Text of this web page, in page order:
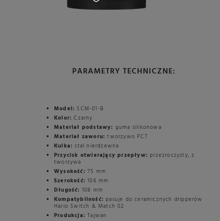
PARAMETRY TECHNICZNE:
Model: SCM-01-B
Kolor: Czarny
Materiał podstawy: guma silikonowa
Materiał zaworu: tworzywo PCT
Kulka: stal nierdzewna
Przycisk otwierający przepływ: przezroczysty, z
tworzywa
Wysokość: 75 mm
Szerokość: 106 mm
Długość: 108 mm
Kompatybilność: pasuje do ceramicznych dripperów
Hario Switch & Match 02
Produkcja: Tajwan